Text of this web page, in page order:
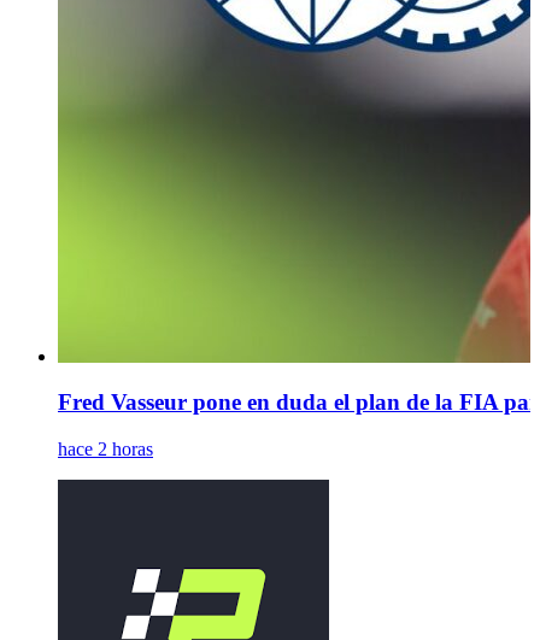
Fred Vasseur pone en duda el plan de la FIA
hace 2 horas